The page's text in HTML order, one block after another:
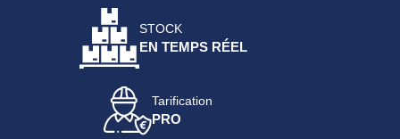
STOCK
EN TEMPS RÉEL
Tarification
PRO